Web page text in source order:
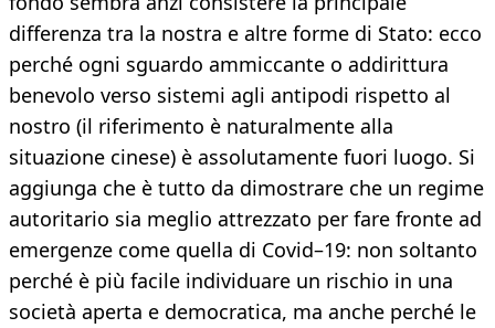
differenza tra la nostra e altre forme di Stato: ecco
perché ogni sguardo ammiccante o addirittura
benevolo verso sistemi agli antipodi rispetto al
nostro (il riferimento è naturalmente alla
situazione cinese) è assolutamente fuori luogo. Si
aggiunga che è tutto da dimostrare che un regime
autoritario sia meglio attrezzato per fare fronte ad
emergenze come quella di Covid–19: non soltanto
perché è più facile individuare un rischio in una
società aperta e democratica, ma anche perché le